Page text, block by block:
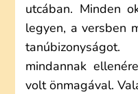
utcában. Minden
legyen, a versben
mindannak
volt önmagával.